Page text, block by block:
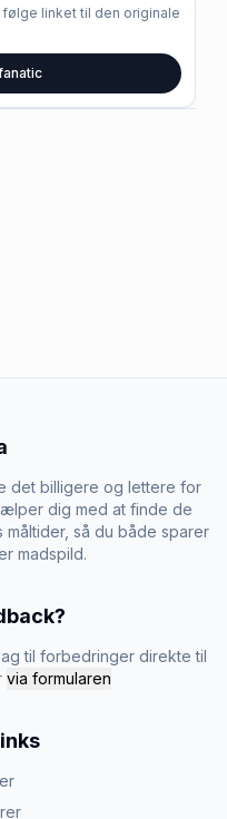
linket til den originale
det billigere og lettere for
dig med at finde de
så du både sparer
madspild.
til forbedringer direkte til
via formularen